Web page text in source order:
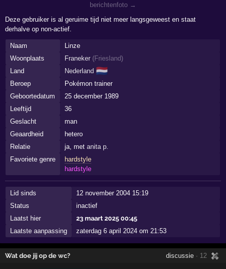
berichtenfoto →
Deze gebruiker is al geruime tijd niet meer langsgeweest en staat
derhalve op non-actief.
Naam
Linze
Woonplaats
Franeker (Friesland)
Land
Nederland 🇳🇱
Beroep
Pokémon trainer
Geboortedatum
25 december 1989
Leeftijd
36
Geslacht
man
Geaardheid
hetero
Relatie
ja, met anita p.
Favoriete genre
hardstyle
hardstyle
Lid sinds
12 november 2004 15:19
Status
inactief
Laatst hier
23 maart 2025 00:45
Laatste aanpassing
zaterdag 6 april 2024 om 21:53
Wat doe jij op de wc? discussie · 12